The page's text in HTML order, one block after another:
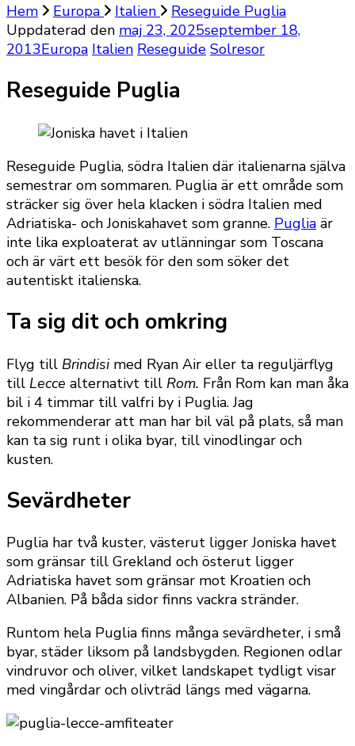
Hem
Europa Italien
Reseguide Puglia
Uppdaterad den maj 23, 2025september 18,
2013Europa Italien Reseguide Solresor
Reseguide Puglia
Reseguide Puglia, södra Italien där italienarna själva
semestrar om sommaren. Puglia är ett område som
sträcker sig över hela klacken i södra Italien med
Adriatiska- och Joniskahavet som granne. Puglia är
inte lika exploaterat av utlänningar som Toscana
och är värt ett besök för den som söker det
autentiskt italienska.
Ta sig dit och omkring
Flyg till Brindisimed Ryan Air eller ta reguljärflyg
till Lecce alternativt till Rom. Från Rom kan man åka
bil i 4 timmar till valfri by i Puglia. Jag
rekommenderar att man har bil väl på plats, så man
kan ta sig runt i olika byar, till vinodlingar och
kusten.
Sevärdheter
Puglia har två kuster, västerut ligger Joniska havet
som gränsar till Grekland och österut ligger
Adriatiska havet som gränsar mot Kroatien och
Albanien. På båda sidor finns vackra stränder.
Runtom hela Puglia finns många sevärdheter, i små
byar, städer liksom på landsbygden. Regionen odlar
vindruvor och oliver, vilket landskapet tydligt visar
med vingårdar och olivträd längs med vägarna.